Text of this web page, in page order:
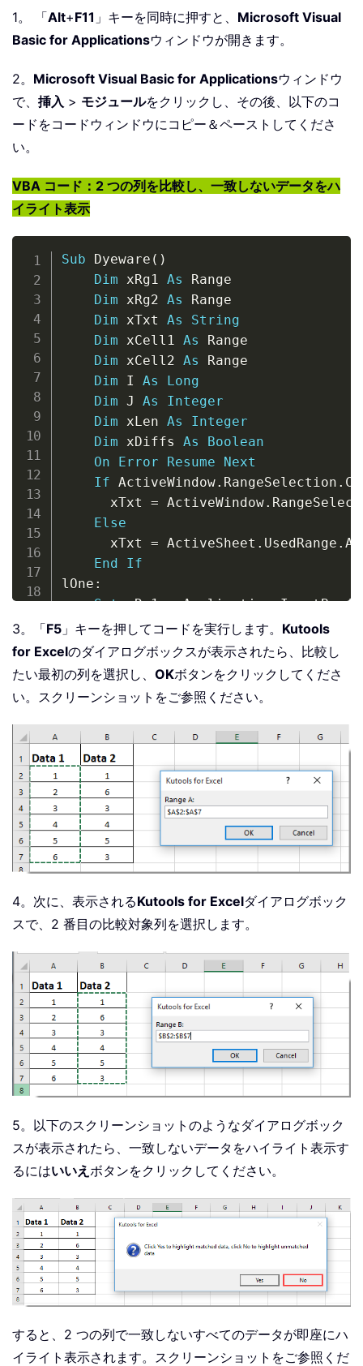
1。 「Alt+F11 」キーを同時に押すと、 Microsoft Visual
Basic for Applicationsウィンドウが開きます。
2。 Microsoft Visual Basic for Applicationsウィンドウ
で、 挿入 > モジュールをクリックし、その後、以下のコ
ードをコードウィンドウにコピー＆ペーストしてくださ
い。
VBA コード：2 つの列を比較し、一致しないデータをハ
イライト表示
Sub Dyeware ( )
Dim xRg1 As Range
Dim xRg2 As Range
Dim xTxt As
String
Dim xCell1 As Range
Dim xCell2 As Range
Dim I As
Long
Dim J As
Integer
Dim xLen As
Integer
Dim xDiffs As
Boolean
On
Error Resume
Next
If ActiveWindow. RangeSelection .
      xTxt
= ActiveWindow.
Else
      xTxt
= ActiveSheet . UsedRange .
End
If
lOne :
Set xRg1 = Application.InputBox(
If xRg1 Is Nothing Then Exit Sub
If xRg1 . Columns.Count > Or xRg1
GoTo lOne
End
If
lTwo:
Set xRg2 = Application.InputBox(
If xRg2 Is Nothing Then Exit Sub
If xRg2.Columns. 1 Or xRg2
        MsgBox
"Multiple ranges or
GoTo lTwo
End If
If xRg1.CountLarge <> xRg2.
GoTo lTwo
End If
    xDiffs
    Application
.ScreenUpdating =
    xRg2
.Interior.ColorIndex = xlNo
    xRg1
.Interior.ColorIndex =
xlNo
For
I 1 To xRg1.Count
Set xCell1 = xRg1.Cells (I)
Set xCell2 = xRg2.Cells(I)
                xCell1
.Interior.
                xCell2
.Interior.
End If
If xDiffs Then
                xCell1
                xCell2
.Interior
End If
    Application
.ScreenUpdating = True
End Sub
3。「F5 」キーを押してコードを実行します。 Kutools
for Excelのダイアログボックスが表示されたら、比較し
たい最初の列を選択し、 OKボタンをクリックしてくださ
い。スクリーンショットをご参照ください。
4。次に、表示されるKutools for Excelダイアログボック
スで、2 番目の比較対象列を選択します。
5。以下のスクリーンショットのようなダイアログボック
スが表示されたら、一致しないデータをハイライト表示す
るにはいいえ ボタンをクリックしてください。
すると、2 つの列で一致しないすべてのデータが即座にハ
イライト表示されます。スクリーンショットをご参照くだ